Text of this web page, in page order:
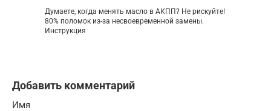
Думаете, когда менять масло в АКПП? Не рискуйте!
80% поломок из-за несвоевременной замены.
Инструкция
Добавить комментарий
Имя